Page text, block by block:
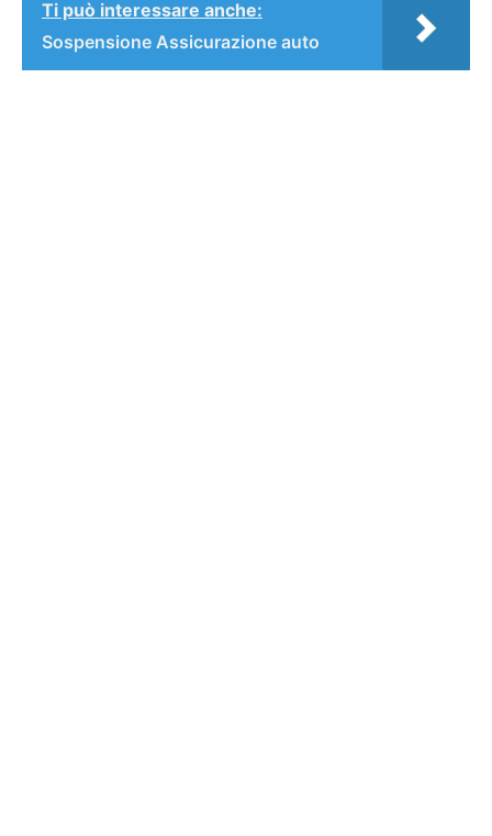
Ti può interessare anche:
Sospensione Assicurazione auto